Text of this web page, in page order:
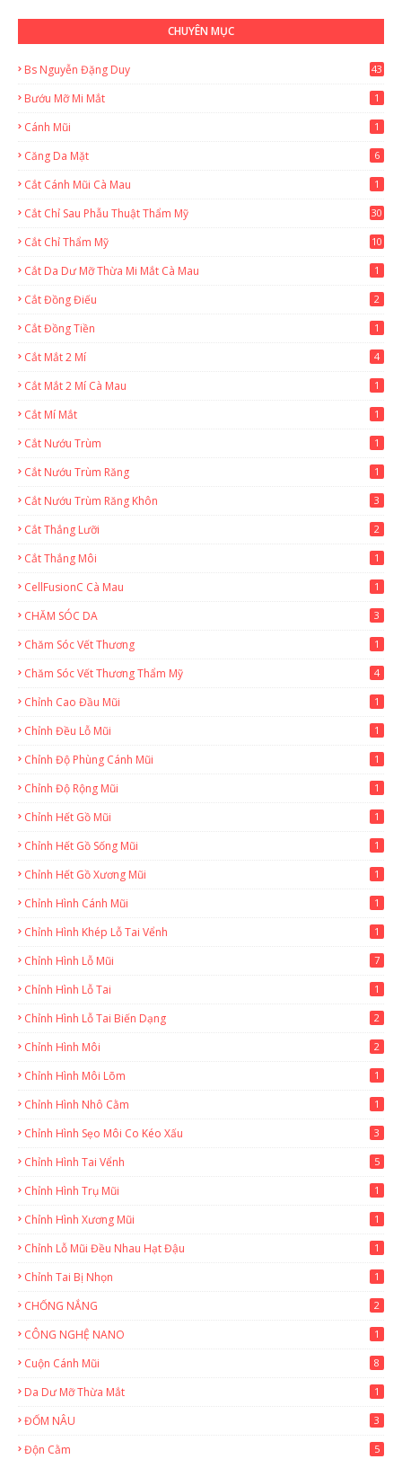
CHUYÊN MỤC
Bs Nguyễn Đặng Duy
43
Bướu Mỡ Mi Mắt 1
Cánh Mũi 1
Căng Da Mặt 6
Cắt Cánh Mũi Cà Mau 1
Cắt Chỉ Sau Phẫu Thuật Thẩm Mỹ 30
Cắt Chỉ Thẩm Mỹ 10
Cắt Da Dư Mỡ Thừa Mi Mắt Cà Mau 1
Cắt Đồng Điếu 2
Cắt Đồng Tiền 1
Cắt Mắt 2 Mí 4
Cắt Mắt 2 Mí Cà Mau 1
Cắt Mí Mắt 1
Cắt Nướu Trùm 1
Cắt Nướu Trùm Răng 1
Cắt Nướu Trùm Răng Khôn 3
Cắt Thắng Lưỡi 2
Cắt Thắng Môi 1
CellFusionC Cà Mau 1
CHĂM SÓC DA 3
Chăm Sóc Vết Thương 1
Chăm Sóc Vết Thương Thẩm Mỹ 4
Chỉnh Cao Đầu Mũi 1
Chỉnh Đều Lỗ Mũi 1
Chỉnh Độ Phùng Cánh Mũi 1
Chỉnh Độ Rộng Mũi 1
Chỉnh Hết Gồ Mũi 1
Chỉnh Hết Gồ Sống Mũi 1
Chỉnh Hết Gồ Xương Mũi 1
Chỉnh Hình Cánh Mũi 1
Chỉnh Hình Khép Lỗ Tai Vểnh 1
Chỉnh Hình Lỗ Mũi 7
Chỉnh Hình Lỗ Tai 1
Chỉnh Hình Lỗ Tai Biến Dạng 2
Chỉnh Hình Môi 2
Chỉnh Hình Môi Lõm 1
Chỉnh Hình Nhô Cằm 1
Chỉnh Hình Sẹo Môi Co Kéo Xấu 3
Chỉnh Hình Tai Vểnh 5
Chỉnh Hình Trụ Mũi 1
Chỉnh Hình Xương Mũi 1
Chỉnh Lỗ Mũi Đều Nhau Hạt Đậu 1
Chỉnh Tai Bị Nhọn 1
CHỐNG NẮNG 2
CÔNG NGHỆ NANO 1
Cuộn Cánh Mũi 8
Da Dư Mỡ Thừa Mắt 1
ĐỐM NÂU 3
Độn Cằm 5